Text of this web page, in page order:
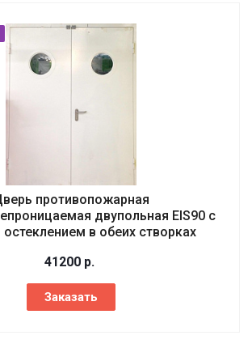
противопожарная
двупольная EIS90 с
в обеих створках
41200 р.
Заказать